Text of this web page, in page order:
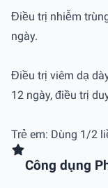
Điều trị nhiễm
ngày.
Điều trị viêm dạ
12 ngày, điều trị
Trẻ em: Dùng 1/2
Công dụng